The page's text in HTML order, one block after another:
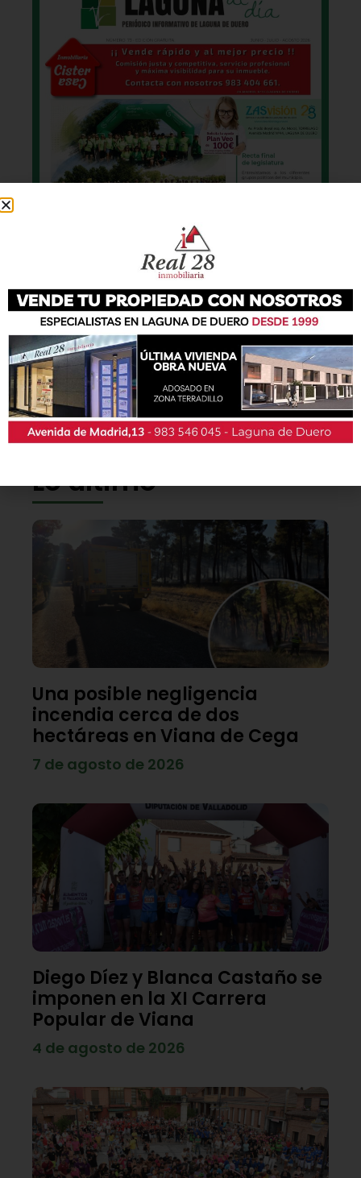
También podrás conseguir la revista en papel
de formagratuitaen todos los negocios
patrocinadores y en la Casa de las Artes.
Lo último
Una posible negligencia
incendia cerca de dos
hectáreas en Viana de Cega
7 de agosto de 2026
Diego Díez y Blanca Castaño se
imponen en la XI Carrera
Popular de Viana
4 de agosto de 2026